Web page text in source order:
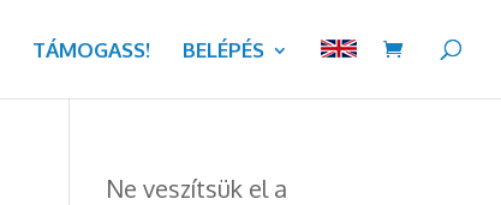
TÁMOGASS! BELÉPÉS
Ne veszítsük el a